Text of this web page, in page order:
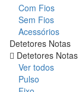
Com Fios
Sem Fios
Acessórios
Detetores Notas
Detetores Notas
Ver todos
Pulso